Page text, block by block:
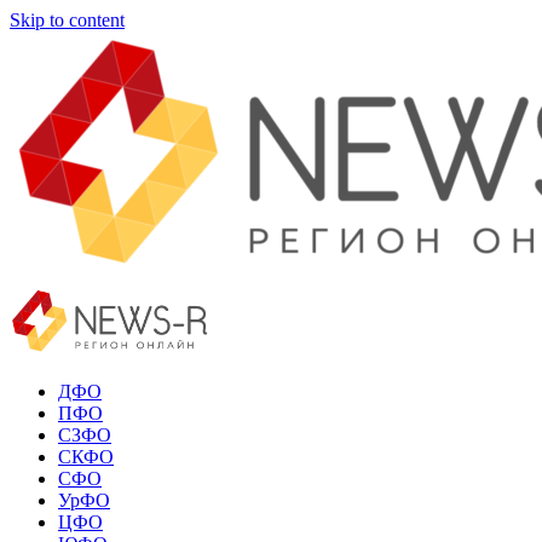
Skip to content
ДФО
ПФО
СЗФО
СКФО
СФО
УрФО
ЦФО